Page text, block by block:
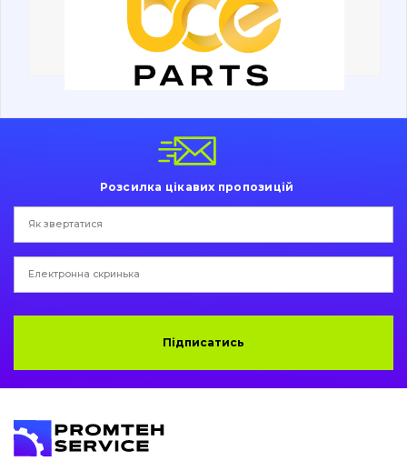
Вакансії
Каталог
Фільтри та мастильні матеріали
Ходова частина
Коронки, зуби, адаптери, пальці, фіксатори
Ножі, ріжучі кромки
Захист (ковша, адаптера)
Пошук
написати
листа
Розсилка цікавих пропозицій
Підписатись